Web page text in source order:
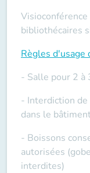
bibliothécaires
Règles d'usage
- Salle pour 2 à
- Interdiction de
dans le
- Boissons
autorisées
interdites)